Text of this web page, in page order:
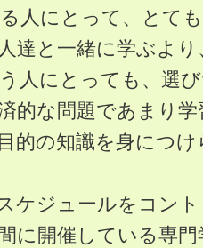
人にとって、とて
達と一緒に学ぶよ
人にとっても、選
的な問題であまり
的の知識を身につ
ケジュールをコン
に開催している専